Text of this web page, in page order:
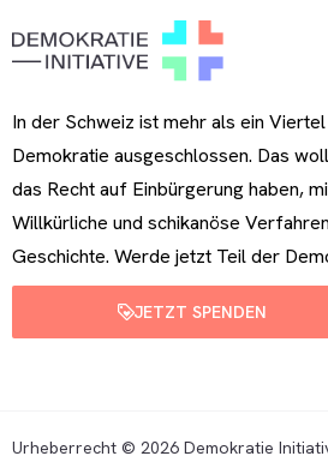
In der Schweiz ist mehr als ein
Demokratie ausgeschlossen. Das
das Recht auf Einbürgerung haben,
Willkürliche und schikanöse
Geschichte. Werde jetzt Teil der
JETZT SPENDEN
Urheberrecht © 2026 Demokratie